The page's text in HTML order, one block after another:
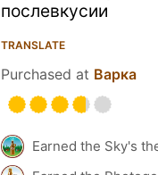
послевкусии
TRANSLATE
Purchased at Варка
Earned the Sky's